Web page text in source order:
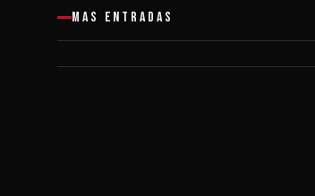
MAS ENTRADAS